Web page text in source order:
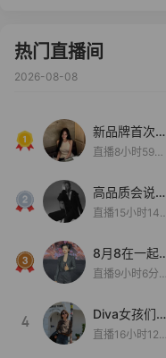
热门直播间
2026-08-08
新品牌首次大
上新
直播8小时59分
高品质会说
话….
直播15小时14
8月8在一起
生日献礼盛典
直播9小时6分1
4
Diva女孩们集
合啦~意大利
直播16小时12